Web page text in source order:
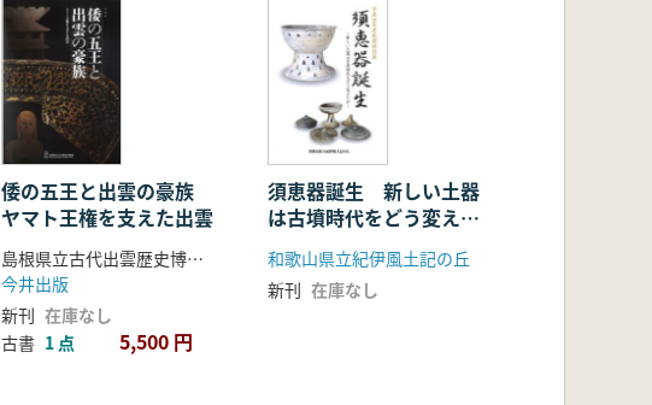
倭の五王と出雲の豪族
ヤマト王権を支えた出雲
島根県立古代出雲歴史博物館 編
今井出版
新刊 在庫なし
古書 1 点 5,500 円
須恵器誕生 新しい土器
は古墳時代をどう変えた
か
和歌山県立紀伊風土記の丘
新刊 在庫なし